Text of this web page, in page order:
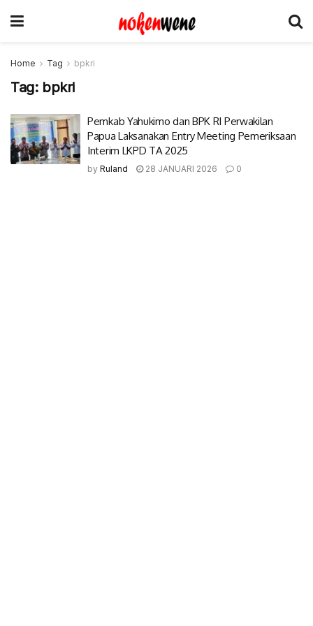
Home Tag bpkri
Tag: bpkri
Pemkab Yahukimo dan BPK RI Perwakilan
Papua Laksanakan Entry Meeting Pemeriksaan
Interim LKPD TA 2025
by Ruland 28 JANUARI 2026 0